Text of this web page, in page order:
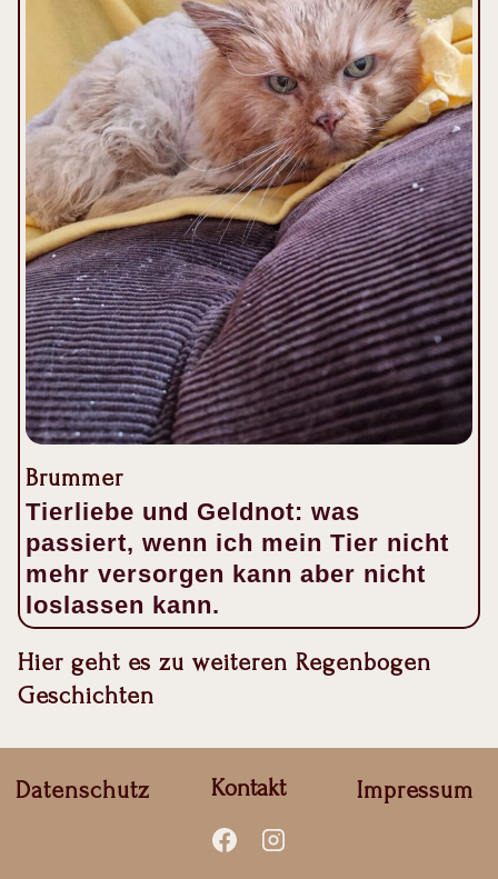
Brummer
Tierliebe und Geldnot: was
passiert, wenn ich mein Tier nicht
mehr versorgen kann aber nicht
loslassen kann.
Hier geht es zu weiteren Regenbogen
Geschichten
Datenschutz Kontakt Impressum